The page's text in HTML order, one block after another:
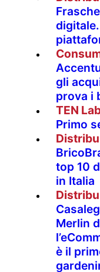
gli
prova i
TEN
Primo
top 10
in Italia
Merlin
è il